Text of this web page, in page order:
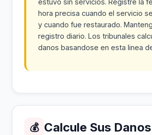
estuvo sin servicios. Registre la
hora precisa cuando el servicio
y cuando fue restaurado.
registro diario. Los tribunales
danos basandose en esta linea
💰 Calcule Sus Danos